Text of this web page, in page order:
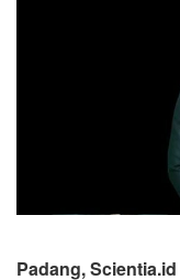
Padang, Scientia.id